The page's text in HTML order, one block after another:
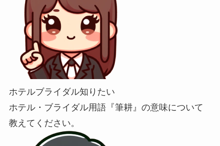
ホテルブライダル知りたい
ホテル・ブライダル用語『筆耕』の意味について
教えてください。